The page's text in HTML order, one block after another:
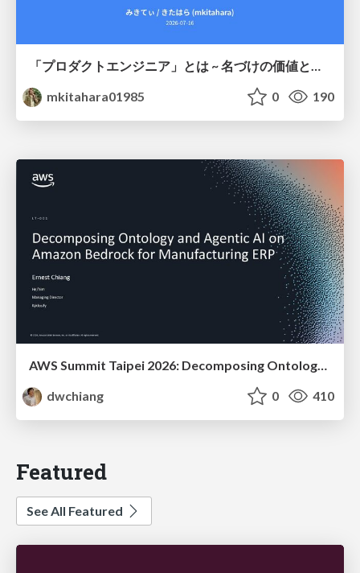
mkitahara01985
0 190
AWS Summit Taipei 2026: Decomposing Ontology and Agentic AI - Using Amazon Bedrock to Bring Living Water to Manufacturing ERP
dwchiang
0 410
Featured
See All Featured